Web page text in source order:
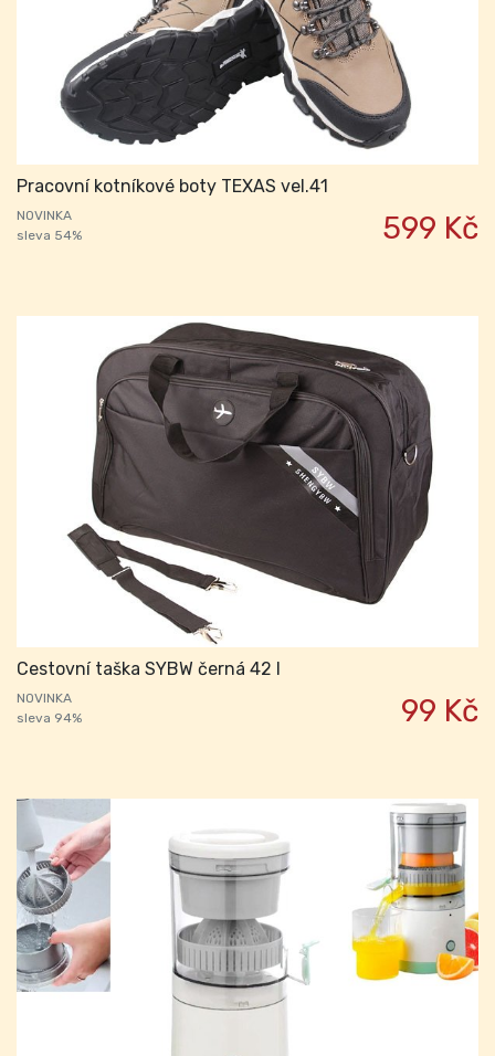
Pracovní kotníkové boty TEXAS vel.41
NOVINKA
sleva 54%
599 Kč
Cestovní taška SYBW černá 42 l
NOVINKA
sleva 94%
99 Kč